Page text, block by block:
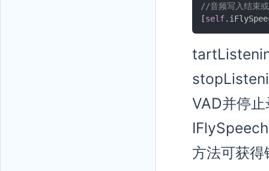
//音频写入结束
[self.
VAD并停
方法可获得